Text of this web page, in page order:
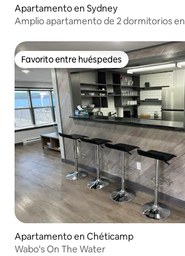
Apartamento en Sydney
Amplio apartamento de 2 dormitorios
Favorito entre huéspedes
Favorito entre huéspedes
Apartamento en Chéticamp
Wabo's On The Water